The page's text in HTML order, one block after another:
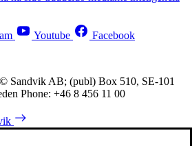
Youtube Facebook
Sandvik AB; (publ) Box 510, SE-101
Phone: +46 8 456 11 00